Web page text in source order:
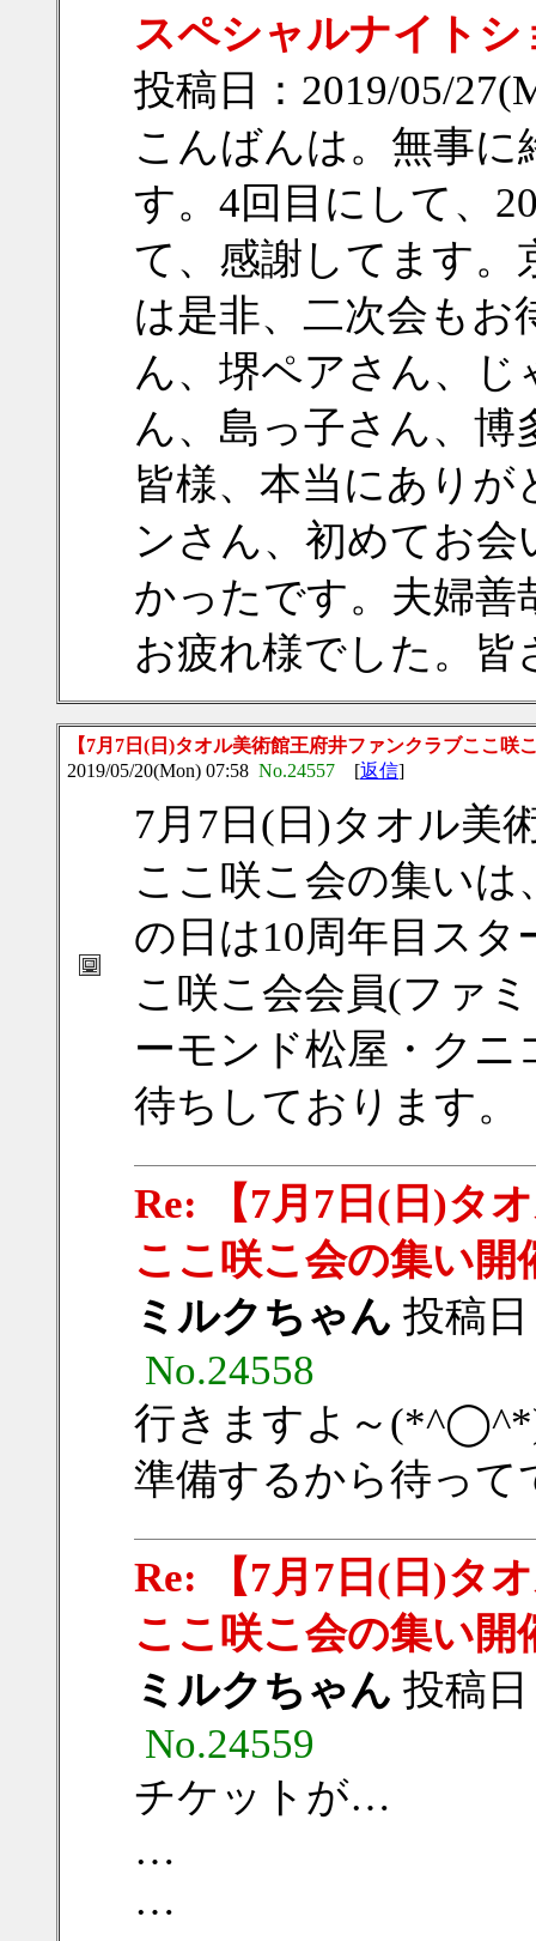
スペシャルナイト
投稿日：2019/05/
こんばんは。無事
す。4回目にして、
て、感謝してます。
は是非、二次会も
ん、堺ペアさん、
ん、島っ子さん、
皆様、本当にあり
ンさん、初めてお
かったです。夫婦善
お疲れ様でした。皆
【7月7日(日)タオル美術館王府井ファンクラブここ咲
2019/05/20(Mon) 07:58 No.24557 [返信]
7月7日(日)タオル美
ここ咲こ会の集い
の日は10周年目ス
こ咲こ会会員(ファ
ーモンド松屋・ク
待ちしております。
Re: 【7月7日(日)タ
ここ咲こ会の集い
ミルクちゃん 投稿日
No.24558
行きますよ～
準備するから待って
Re: 【7月7日(日)タ
ここ咲こ会の集い
ミルクちゃん 投稿日
No.24559
チケットが…
…
…